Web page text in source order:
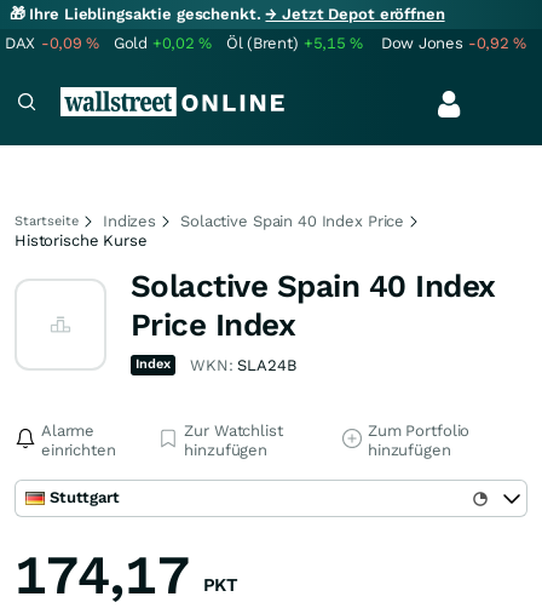
🎁 Ihre Lieblingsaktie geschenkt.→ Jetzt Depot eröffnen
DAX -0,09% Gold +0,02% Öl (Brent) +5,15% Dow Jones -0,92%
Startseite Indizes
Solactive Spain 40 Index Price
Historische Kurse
Solactive Spain 40 Index
Price Index
Index WKN:SLA24B
Alarme
einrichten
Zur Watchlist
hinzufügen
Zum Portfolio
hinzufügen
Stuttgart
174,17 PKT